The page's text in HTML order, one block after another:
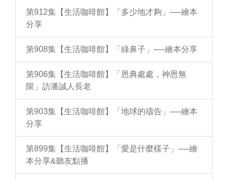
第912集【生活咖啡館】「多少地才夠」──繪本
分享
第908集【生活咖啡館】「綠鼻子」──繪本分享
第906集【生活咖啡館】「恩典處處，神恩無
限」訪潘誠人長老
第903集【生活咖啡館】「地球的禱告」──繪本
分享
第899集【生活咖啡館】「愛是什麼樣子」──繪
本分享&聽友點播